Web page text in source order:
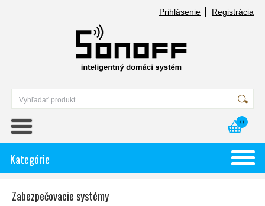
Prihlásenie Registrácia
0
Kategórie
Zabezpečovacie systémy